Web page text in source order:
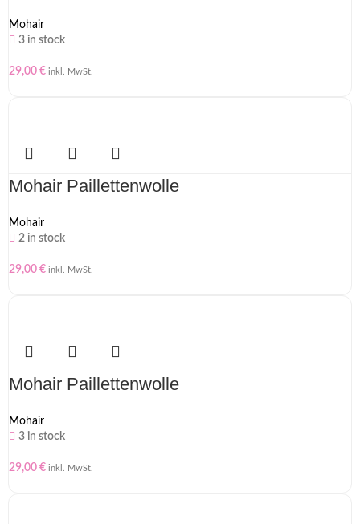
Mohair
3 in stock
29,00 € inkl. MwSt.
Mohair Paillettenwolle
Mohair
2 in stock
29,00 € inkl. MwSt.
Mohair Paillettenwolle
Mohair
3 in stock
29,00 € inkl. MwSt.